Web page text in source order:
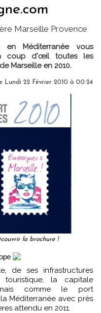
Marseille Provence
en Méditerranée vous
coup d'œil toutes les
Marseille en 2010.
Lundi 22 Février 2010 à 00:24
la brochure !
la capitale
comme le port
Méditerranée avec près
attendu en 2011.